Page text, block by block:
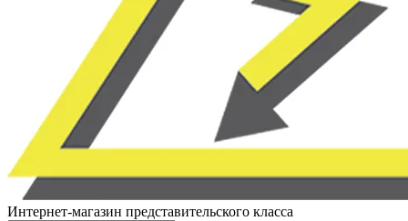
Интернет-магазин представительского класса